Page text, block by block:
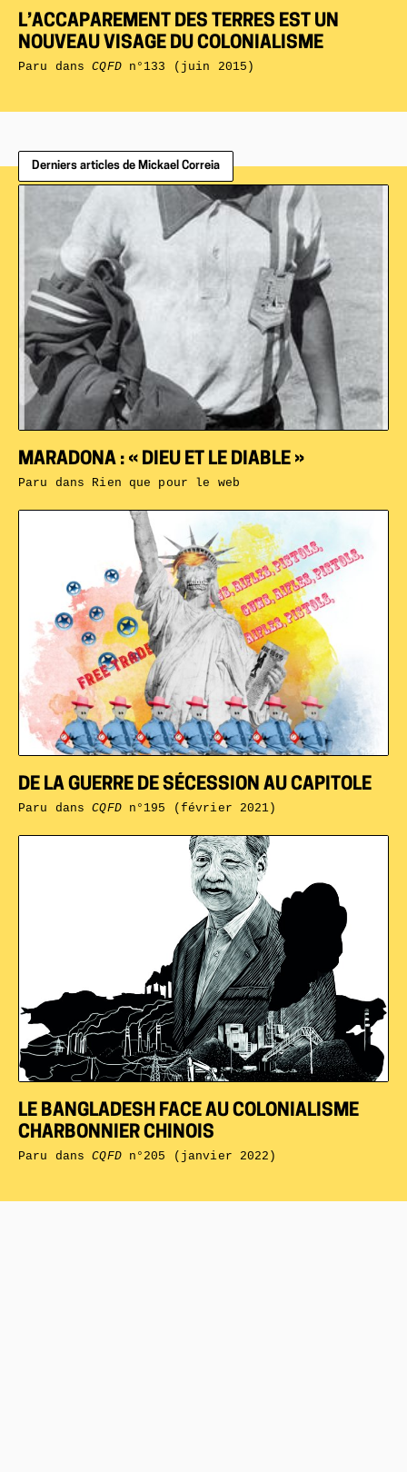
L’ACCAPAREMENT DES TERRES EST UN
NOUVEAU VISAGE DU COLONIALISME
Paru dansCQFDn°133 (juin 2015)
Derniers articles de Mickael Correia
LE BANGLADESH FACE AU COLONIALISME
CHARBONNIER CHINOIS
Paru dansCQFDn°205 (janvier 2022)
DE LA GUERRE DE SÉCESSION AU CAPITOLE
Paru dansCQFDn°195 (février 2021)
MARADONA : « DIEU ET LE DIABLE »
Paru dans Rien que pour le web